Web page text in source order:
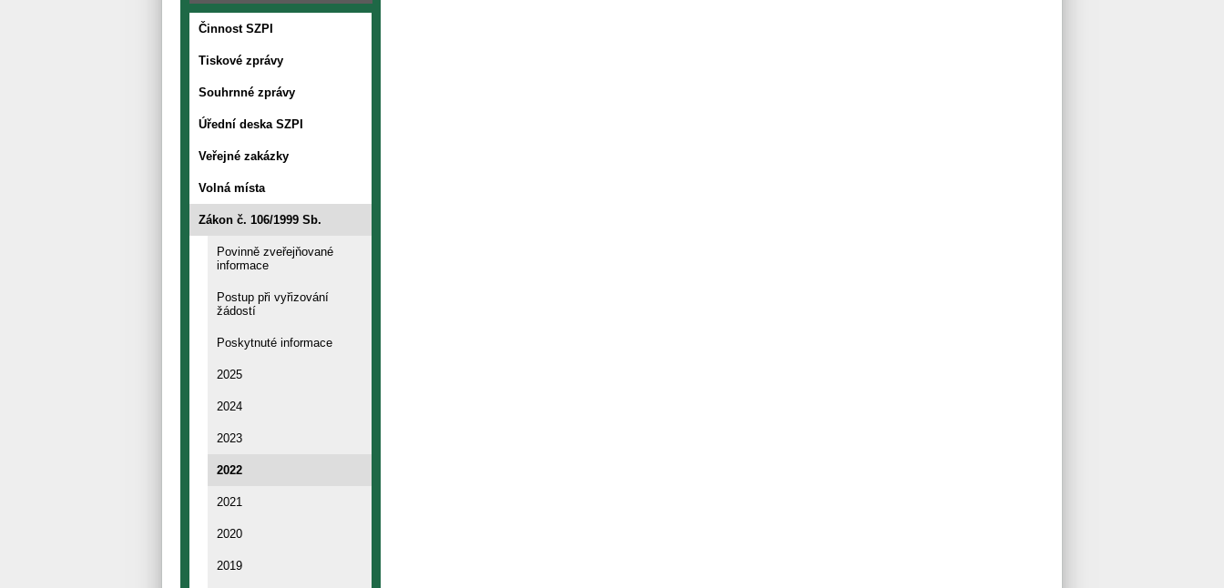
Činnost SZPI
Tiskové zprávy
Souhrnné zprávy
Úřední deska SZPI
Veřejné zakázky
Volná místa
Zákon č. 106/1999 Sb.
Povinně zveřejňované
informace
Postup při vyřizování
žádostí
Poskytnuté informace
2025
2024
2023
2022
2021
2020
2019